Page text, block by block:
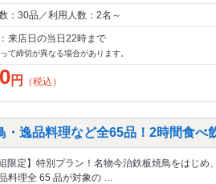
：30品／利用人数：2名～
来店日の当日22時まで
て締切が異なる場合があります。
円 （税込）
・逸品料理など全65品！2時間食
組限定】特別プラン！名物今治鉄板焼鳥をはじめ
料理全 65 品が対象の …